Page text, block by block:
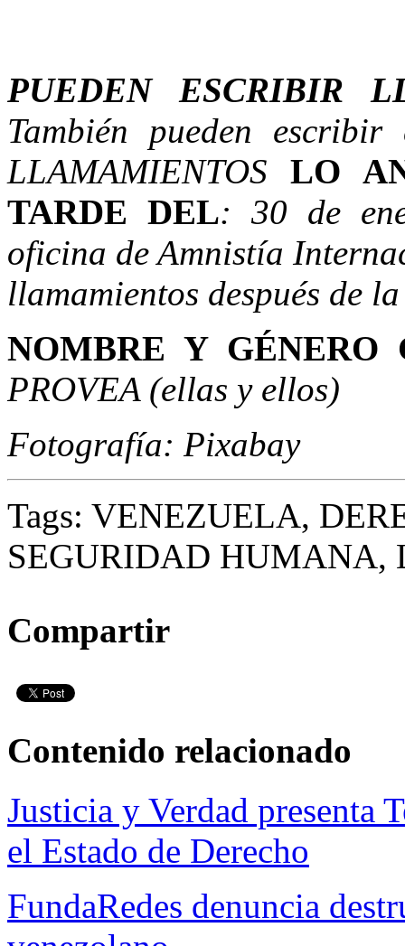
PUEDEN ESCRIBIR
También pueden
LLAMAMIENTOSLO
TARDE DEL: 30 de
oficina de Amnistía
llamamientos después de
NOMBRE Y GÉNERO
PROVEA (ellas y ellos)
Fotografía: Pixabay
Tags: VENEZUELA,
SEGURIDAD HUMANA,
Compartir
Contenido relacionado
Justicia y Verdad presenta
el Estado de Derecho
FundaRedes denuncia